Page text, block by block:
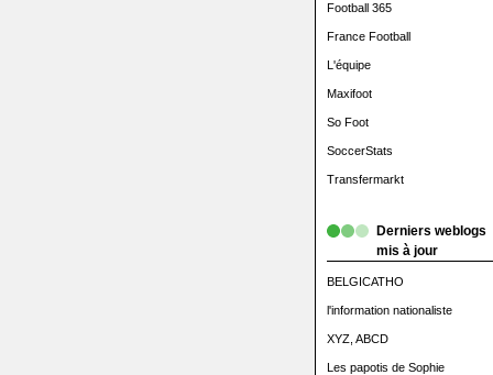
Football 365
France Football
L'équipe
Maxifoot
So Foot
SoccerStats
Transfermarkt
Derniers weblogs
mis à jour
BELGICATHO
l'information nationaliste
XYZ, ABCD
Les papotis de Sophie